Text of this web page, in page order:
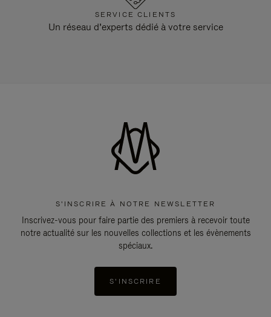
SERVICE CLIENTS
Un réseau d’experts dédié à votre service
S'INSCRIRE À NOTRE NEWSLETTER
Inscrivez-vous pour faire partie des premiers à recevoir toute
notre actualité sur les nouvelles collections et les évènements
spéciaux.
S'INSCRIRE